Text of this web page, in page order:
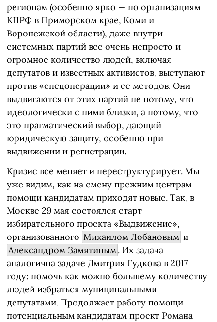
регионам (особенно ярко — по организациям
КПРФ в Приморском крае, Коми и
Воронежской области), даже внутри
системных партий все очень непросто и
огромное количество людей, включая
депутатов и известных активистов, выступают
против «спецоперации» и ее методов. Они
выдвигаются от этих партий не потому, что
идеологически с ними близки, а потому, что
это прагматический выбор, дающий
юридическую защиту, особенно при
выдвижении и регистрации.
Кризис все меняет и переструктурирует. Мы
уже видим, как на смену прежним центрам
помощи кандидатам приходят новые. Так, в
Москве 29 мая состоялся старт
избирательного проекта «Выдвижение»,
организованного Михаилом Лобановым и
Александром Замятиным. Их задача
аналогична задаче Дмитрия Гудкова в 2017
году: помочь как можно большему количеству
людей избраться муниципальными
депутатами. Продолжает работу помощи
потенциальным кандидатам проект Романа